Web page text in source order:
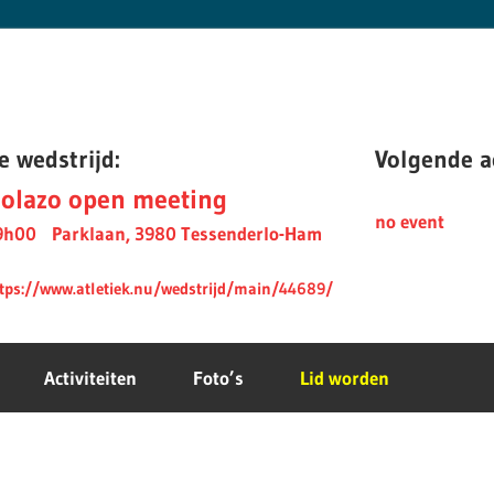
wedstrijd:
open meeting
Parklaan, 3980 Tessenderlo-Ham
www.atletiek.nu/wedstrijd/main/44689/
Volgende
no event
Activiteiten Foto’s Lid worden